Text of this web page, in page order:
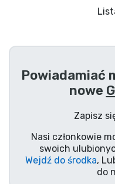
Powiadamiać
nowe
Zapisz
Nasi członkowie
swoich
Wejdź do środka,
do
Wysyłka i
Rzeczy seryjne
Rzeczy filmowe
Wspaniałe
Rzeczy z anime
Rzeczy dla